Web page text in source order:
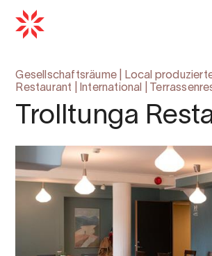
Gesellschaftsräume Local
Restaurant
International
Trolltunga